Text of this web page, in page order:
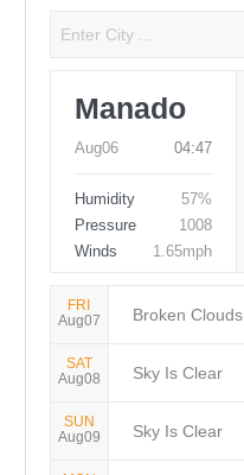
Manado
Aug06 04:47
Humidity
57%
Pressure
1008
Winds
1.65mph
FRI
Aug07
Broken Clouds
SAT
Aug08
Sky Is Clear
SUN
Aug09
Sky Is Clear